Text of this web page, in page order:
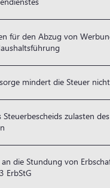
für den Abzug von
mindert die Steuer nicht
zulasten des
die Stundung von
ErbStG